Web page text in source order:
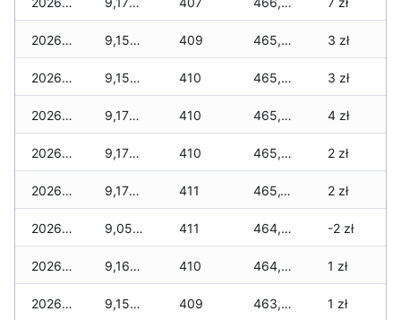
2026-03-23 9,150 zł 409 465,860 zł 3 zł
2026-03-22 9,150 zł 410 465,710 zł 3 zł
2026-03-21 9,175 zł 410 465,435 zł 4 zł
2026-03-20 9,175 zł 410 465,250 zł 2 zł
2026-03-19 9,175 zł 411 465,135 zł 2 zł
2026-03-18 9,055 zł 411 464,760 zł -2 zł
2026-03-17 9,165 zł 410 464,280 zł 1 zł
2026-03-16 9,155 zł 409 463,845 zł 1 zł